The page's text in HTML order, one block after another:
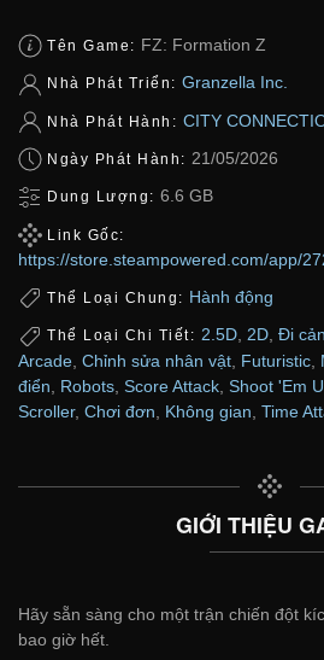
Tên Game: FZ: Formation Z
Nhà Phát Triển: Granzella Inc.
Nhà Phát Hành: CITY
Ngày Phát Hành: 21/05/2026
Dung Lượng: 6.6 GB
Link Gốc:
https://store.steampowered.com/app/
Thể Loại Chung: Hành động
Thể Loại Chi Tiết: 2.5D, 2D, Đi
Arcade Chỉnh sửa nhân vật Futuristic
điển
Robots Score Attack Shoot 'Em
Scroller, Chơi đơn Không gian Time
GIỚI THIỆU
Hãy sẵn sàng cho một trận chiến đột
bao giờ hết.